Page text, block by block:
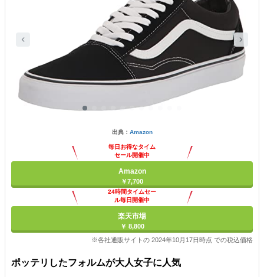
出典： Amazon
毎日お得なタイム
セール開催中
Amazon
￥7,700
24時間タイムセー
ル毎日開催中
楽天市場
￥ 8,800
※各社通販サイトの 2024年10月17日時点 での税込価格
ポッテリしたフォルムが大人女子に人気